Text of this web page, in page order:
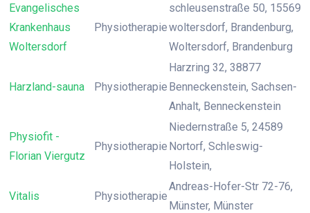
Evangelisches
Krankenhaus
Woltersdorf
Physiotherapie
schleusenstraße 50, 15569
woltersdorf, Brandenburg,
Woltersdorf, Brandenburg
Harzland-sauna Physiotherapie
Harzring 32, 38877
Benneckenstein, Sachsen-
Anhalt, Benneckenstein
Physiofit -
Florian Viergutz
Physiotherapie
Niedernstraße 5, 24589
Nortorf, Schleswig-
Holstein,
Vitalis Physiotherapie
Andreas-Hofer-Str 72-76,
Münster, Münster